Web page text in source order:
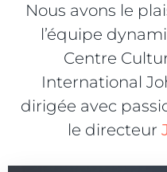
Nous avons le
l’équipe
Centre
International
dirigée avec
le directeur